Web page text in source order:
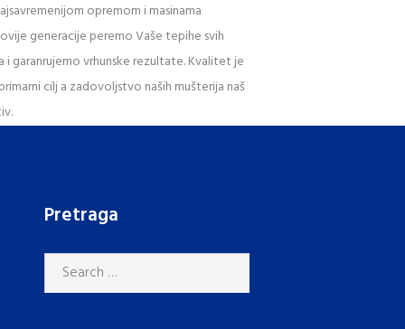
opremom i masinama
generacije peremo Vaše tepihe svih
i garanrujemo vrhunske rezultate. Kvalitet je
cilj a zadovoljstvo naših mušterija naš
Pretraga